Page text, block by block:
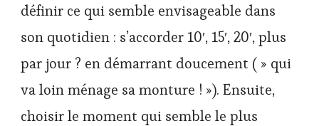
définir ce qui semble envisageable dans
son quotidien : s’accorder 10′, 15′, 20′, plus
par jour ? en démarrant doucement ( » qui
va loin ménage sa monture ! »). Ensuite,
choisir le moment qui semble le plus